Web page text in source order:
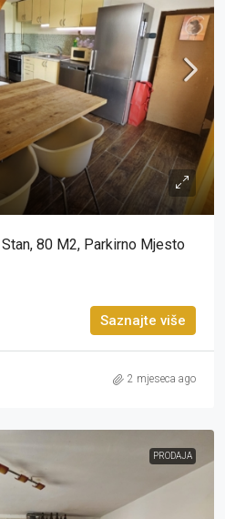
80 M2, Parkirno Mjesto
Saznajte više
2 mjeseca ago
PRODAJA